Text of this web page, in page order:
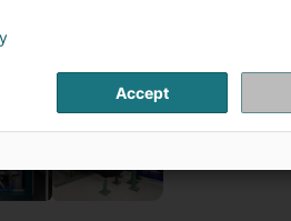
Accept